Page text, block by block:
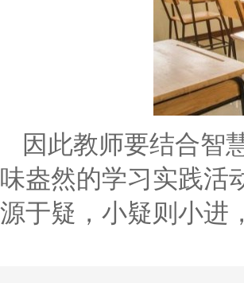
因此教师要结合智
味盎然的学习实践活
源于疑，小疑则小进